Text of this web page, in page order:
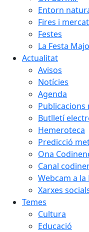
Entorn
Fires i
Festes
La Festa
Actualitat
Avisos
Notícies
Agenda
Publicacions
Butlletí
Hemeroteca
Predicció
Ona
Canal
Webcam a la
Xarxes
Temes
Cultura
Educació